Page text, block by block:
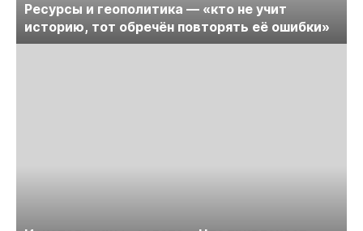
Ресурсы и геополитика — «кто не учит
историю, тот обречён повторять её ошибки»